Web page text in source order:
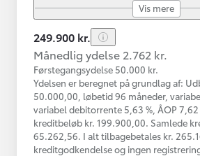
Vis mere
249.900 kr.
Månedlig ydelse 2.762 kr.
Førstegangsydelse 50.000 kr.
Ydelsen er beregnet på grundlag af:
50.000,00, løbetid 96 måneder,
variabel debitorrente 5,63 %, ÅOP
kreditbeløb kr. 199.900,00. Samlede
65.262,56. I alt tilbagebetales kr.
kreditgodkendelse og ingen